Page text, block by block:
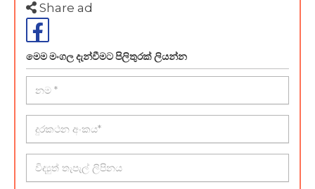
Share ad
මෙම මංගල දැන්වීමට පිලිතුරක් ලියන්න